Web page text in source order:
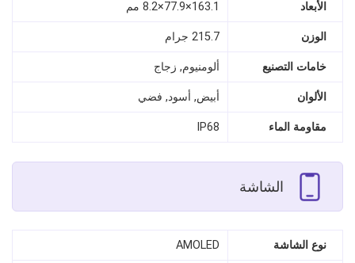
الأبعاد 163.1×77.9×8.2 مم
الوزن 215.7 جرام
خامات التصنيع ألومنيوم, زجاج
الألوان أبيض, أسود, فضي
مقاومة الماء IP68
الشاشة
نوع الشاشة AMOLED